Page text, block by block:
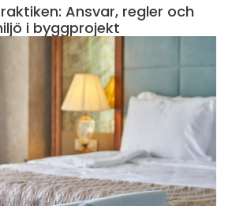
Ansvar, regler och
i byggprojekt